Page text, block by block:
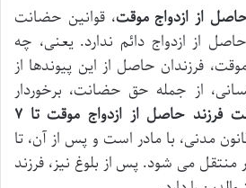
از ازدواج موقت، قوانین حضانت
از ازدواج دائم ندارد. یعنی، چه
فرزندان حاصل از این پیوندها از
از جمله حق حضانت، برخوردار
حضانت فرزند حاصل از ازدواج موقت تا ۷
ماده ۱۱۶۹ قانون مدنی، با مادر است و پس از آن، تا
می شود. پس از بلوغ نیز، فرزند